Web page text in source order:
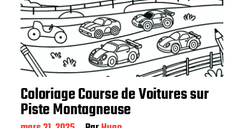
Coloriage Course de Voitures sur
Piste Montagneuse